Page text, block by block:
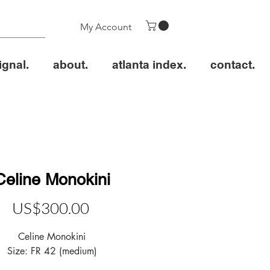
My Account
about. atlanta index. contact.
Monokini
US$300.00價
Celine Monokini
Size: FR 42 (medium)